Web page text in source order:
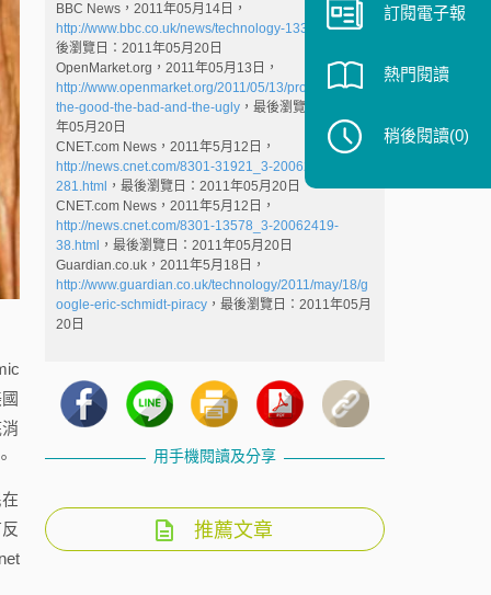
BBC News，2011年05月14日，
http://www.bbc.co.uk/news/technology-13387795，最
後瀏覽日：2011年05月20日
OpenMarket.org，2011年05月13日，
http://www.openmarket.org/2011/05/13/protect-ip-act-
the-good-the-bad-and-the-ugly，最後瀏覽日：2011
年05月20日
CNET.com News，2011年5月12日，
http://news.cnet.com/8301-31921_3-20062398-
281.html ，最後瀏覽日：2011年05月20日
CNET.com News，2011年5月12日，
http://news.cnet.com/8301-13578_3-20062419-
38.html ，最後瀏覽日：2011年05月20日
Guardian.co.uk，2011年5月18日，
http://www.guardian.co.uk/technology/2011/may/18/g
oogle-eric-schmidt-piracy，最後瀏覽日：2011年05月
20日
用手機閱讀及分享
推薦文章
訂閱電子報
熱門閱讀
稍後閱讀(0)